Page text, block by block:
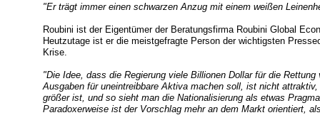
"Er trägt immer einen schwarzen Anzug mit einem weißen
Roubini ist der Eigentümer der Beratungsfirma Roubini Global
Heutzutage ist er die meistgefragte Person der wichtigsten
Krise.
"Die Idee, dass die Regierung viele Billionen Dollar für die
Ausgaben für uneintreibbare Aktiva machen soll, ist nicht
größer ist, und so sieht man die Nationalisierung als etwas
Paradoxerweise ist der Vorschlag mehr an dem Markt orientiert,